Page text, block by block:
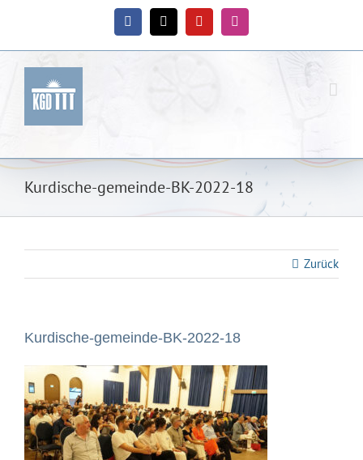
Facebook
X YouTubeInstagram
Kurdische-gemeinde-BK-2022-18
Zurück
Kurdische-gemeinde-BK-2022-18